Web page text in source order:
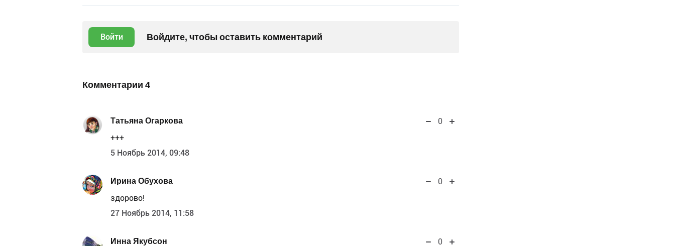
Войти Войдите, чтобы оставить комментарий
Комментарии 4
Татьяна Огаркова
0
+++
5 Ноябрь 2014, 09:48
Ирина Обухова
0
здорово!
27 Ноябрь 2014, 11:58
Инна Якубсон 0